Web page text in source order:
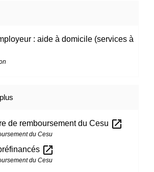
: aide à domicile (services à
de remboursement du Cesu open_in_new
du Cesu
open_in_new
du Cesu